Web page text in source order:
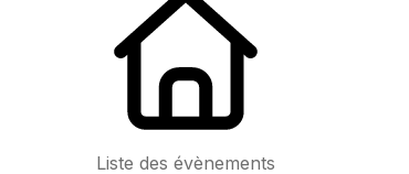
Liste des évènements